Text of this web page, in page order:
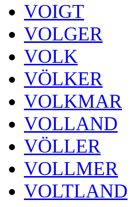
VOIGT
VOLGER
VOLK
VÖLKER
VOLKMAR
VOLLAND
VÖLLER
VOLLMER
VOLTLAND